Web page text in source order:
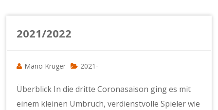
2021/2022
Mario Krüger 2021-
Überblick In die dritte Coronasaison ging es mit
einem kleinen Umbruch, verdienstvolle Spieler wie